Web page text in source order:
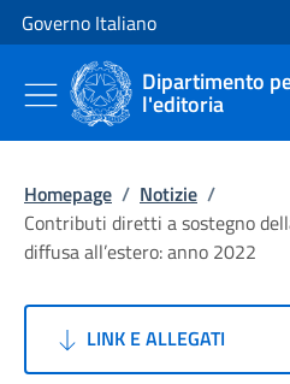
Vai al contenuto
Vai alla navigazione del sito
Governo Italiano
Dipartimento
l'editoria
Homepage / Notizie /
Contributi diretti a sostegno
diffusa all’estero: anno 2022
LINK E ALLEGATI